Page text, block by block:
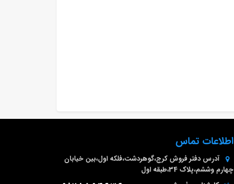
اطلاعات تماس
آدرس دفتر فروش کرج،گوهردشت،فلکه اول،بین خیابان
چهارم وششم،پلاک 34،طبقه اول